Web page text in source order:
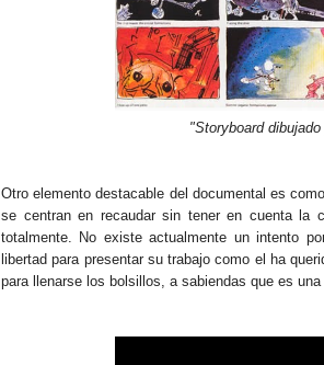
"Storyboard
Otro elemento destacable del documental es
se centran en recaudar sin tener en cuenta la
totalmente. No existe actualmente un intento
libertad para presentar su trabajo como el ha
para llenarse los bolsillos, a sabiendas que es